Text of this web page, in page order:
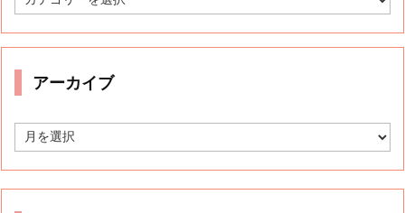
テ
リ
アーカイブ
ー